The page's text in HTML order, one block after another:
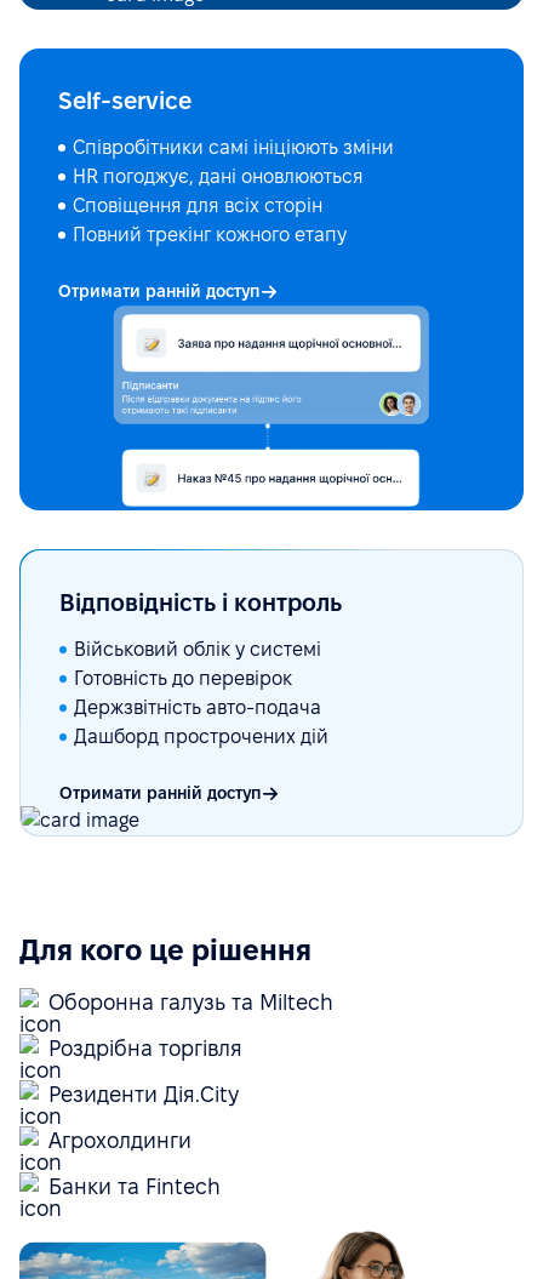
Self-service
Співробітники самі ініціюють зміни
HR погоджує, дані оновлюються
Сповіщення для всіх сторін
Повний трекінг кожного етапу
Отримати ранній доступ
Відповідність і контроль
Військовий облік у системі
Готовність до перевірок
Держзвітність авто-подача
Дашборд прострочених дій
Отримати ранній доступ
Для кого це рішення
Оборонна галузь та Miltech
Роздрібна торгівля
Резиденти Дія.City
Агрохолдинги
Банки та Fintech